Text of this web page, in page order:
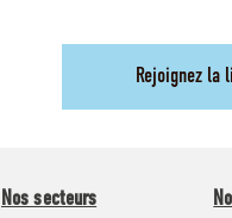
Rejoignez la
Nos secteurs